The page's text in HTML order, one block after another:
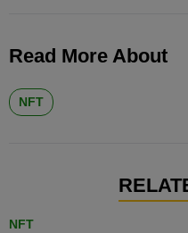
Read More About
NFT
NFT